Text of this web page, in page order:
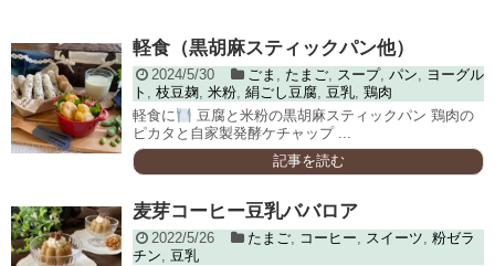
軽食（黒胡麻スティックパン他）
2024/5/30 ごま , たまご, スープ, パン, ヨーグル
ト , 枝豆麹, 米粉, 絹ごし豆腐, 豆乳, 鶏肉
軽食に
豆腐と米粉の黒胡麻スティックパン 鶏肉の
ピカタと自家製発酵ケチャップ ...
記事を読む
麦芽コーヒー豆乳ババロア
2022/5/26 たまご, コーヒー, スイーツ, 粉ゼラ
チン, 豆乳